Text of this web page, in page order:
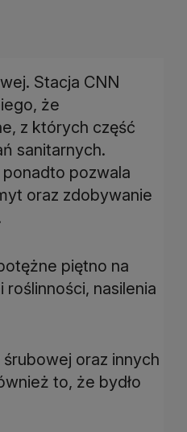
Stacja CNN
że
z których część
sanitarnych.
pozwala
oraz zdobywanie
piętno na
nasilenia
oraz innych
to, że bydło